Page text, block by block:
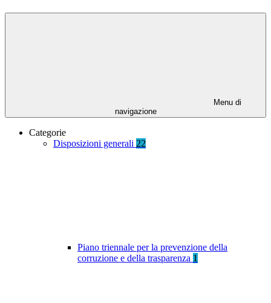
Menu di
navigazione
Categorie
Disposizioni generali 22
Piano triennale per la prevenzione della
corruzione e della trasparenza 1